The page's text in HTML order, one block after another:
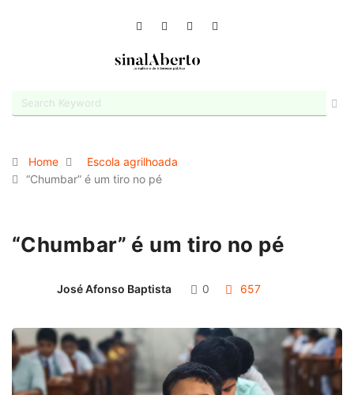
Home
Escola agrilhoada
“Chumbar” é um tiro no pé
“Chumbar” é um tiro no pé
José Afonso Baptista 0 657